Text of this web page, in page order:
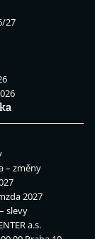
27
– změny
2027
slevy
a.s.